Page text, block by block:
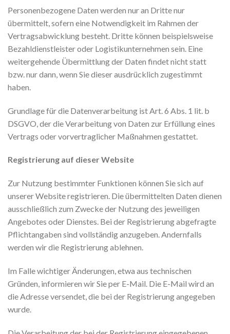
Personenbezogene Daten werden nur an Dritte nur
übermittelt, sofern eine Notwendigkeit im Rahmen der
Vertragsabwicklung besteht. Dritte können beispielsweise
Bezahldienstleister oder Logistikunternehmen sein. Eine
weitergehende Übermittlung der Daten findet nicht statt
bzw. nur dann, wenn Sie dieser ausdrücklich zugestimmt
haben.
Grundlage für die Datenverarbeitung ist Art. 6 Abs. 1 lit. b
DSGVO, der die Verarbeitung von Daten zur Erfüllung eines
Vertrags oder vorvertraglicher Maßnahmen gestattet.
Registrierung auf dieser Website
Zur Nutzung bestimmter Funktionen können Sie sich auf
unserer Website registrieren. Die übermittelten Daten dienen
ausschließlich zum Zwecke der Nutzung des jeweiligen
Angebotes oder Dienstes. Bei der Registrierung abgefragte
Pflichtangaben sind vollständig anzugeben. Andernfalls
werden wir die Registrierung ablehnen.
Im Falle wichtiger Änderungen, etwa aus technischen
Gründen, informieren wir Sie per E-Mail. Die E-Mail wird an
die Adresse versendet, die bei der Registrierung angegeben
wurde.